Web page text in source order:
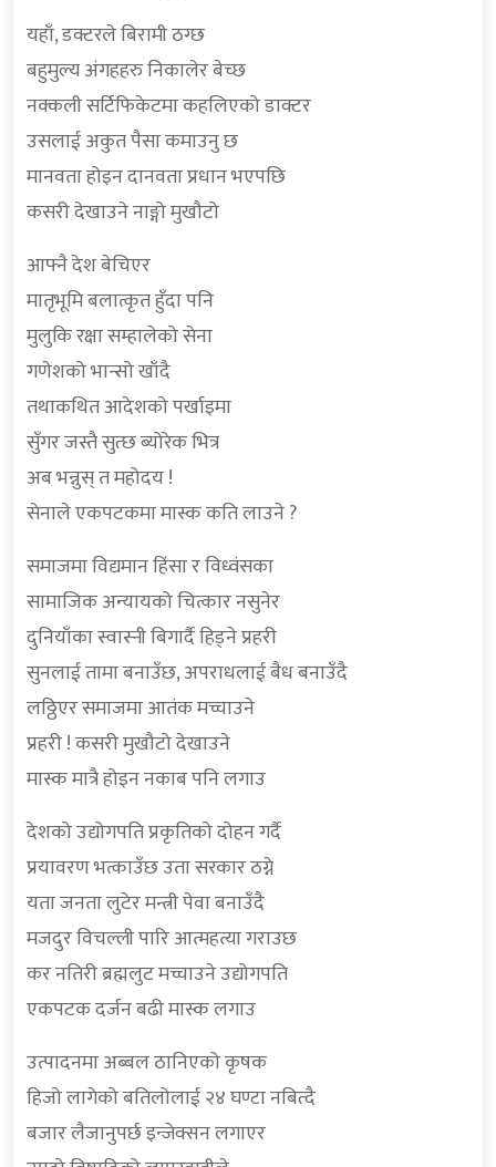
यहाँ, डक्टरले बिरामी ठग्छ
बहुमुल्य अंगहहरु निकालेर बेच्छ
नक्कली सर्टिफिकेटमा कहलिएको डाक्टर
उसलाई अकुत पैसा कमाउनु छ
मानवता होइन दानवता प्रधान भएपछि
कसरी देखाउने नाङ्गो मुखौटो
आफ्नै देश बेचिएर
मातृभूमि बलात्कृत हुँदा पनि
मुलुकि रक्षा सम्हालेको सेना
गणेशको भान्सो खाँदै
तथाकथित आदेशको पर्खाइमा
सुँगर जस्तै सुत्छ ब्योरेक भित्र
अब भन्नुस् त महोदय !
सेनाले एकपटकमा मास्क कति लाउने ?
समाजमा विद्यमान हिंसा र विध्वंसका
सामाजिक अन्यायको चित्कार नसुनेर
दुनियाँका स्वास्नी बिगार्दै हिड्ने प्रहरी
सुनलाई तामा बनाउँछ, अपराधलाई बैध बनाउँदै
लठ्ठिएर समाजमा आतंक मच्चाउने
प्रहरी ! कसरी मुखौटो देखाउने
मास्क मात्रै होइन नकाब पनि लगाउ
देशको उद्योगपति प्रकृतिको दोहन गर्दै
प्रयावरण भत्काउँछ उता सरकार ठग्ने
यता जनता लुटेर मन्त्री पेवा बनाउँदै
मजदुर विचल्ली पारि आत्महत्या गराउछ
कर नतिरी ब्रह्मलुट मच्चाउने उद्योगपति
एकपटक दर्जन बढी मास्क लगाउ
उत्पादनमा अब्बल ठानिएको कृषक
हिजो लागेको बतिलोलाई २४ घण्टा नबित्दै
बजार लैजानुपर्छ इन्जेक्सन लगाएर